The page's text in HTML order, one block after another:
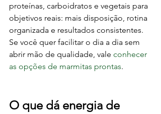
proteínas, carboidratos e vegetais para
objetivos reais: mais disposição, rotina
organizada e resultados consistentes.
Se você quer facilitar o dia a dia sem
abrir mão de qualidade, vale conhecer
as opções de marmitas prontas.
O que dá energia de